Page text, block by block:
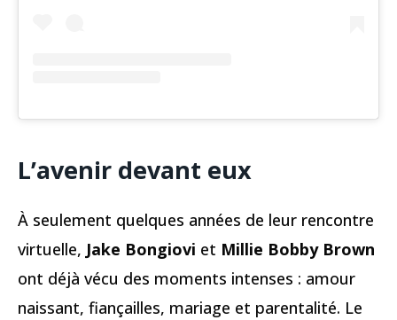
L’avenir devant eux
À seulement quelques années de leur rencontre
virtuelle, Jake Bongiovi et Millie Bobby Brown
ont déjà vécu des moments intenses : amour
naissant, fiançailles, mariage et parentalité. Le